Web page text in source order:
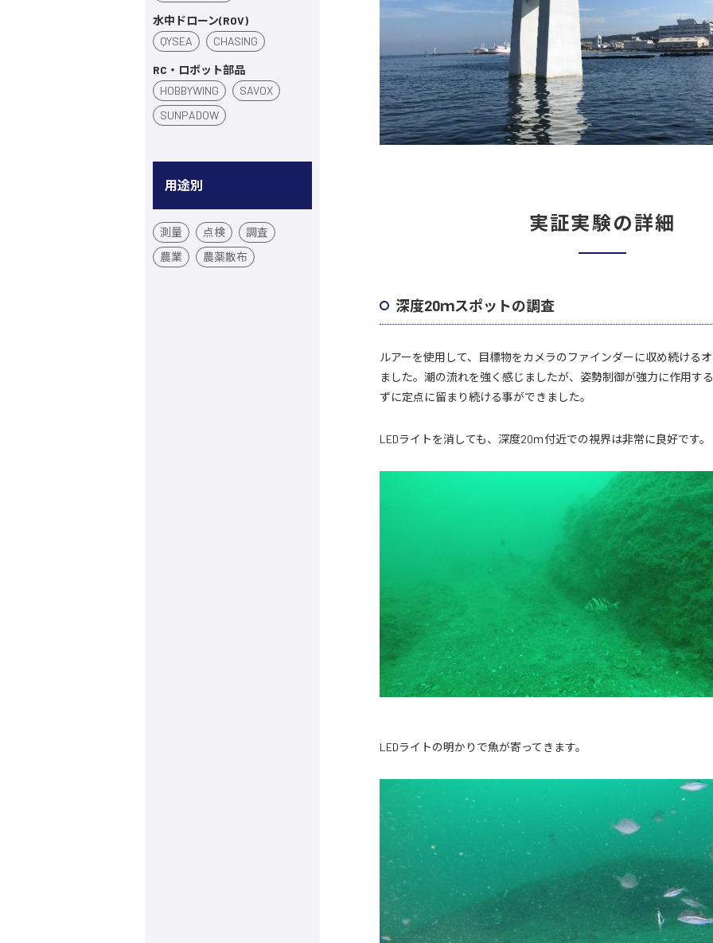
水中ドローン(ROV)
QYSEA
CHASING
RC・ロボット部品
HOBBYWING
SAVOX
SUNPADOW
用途別
測量 点検
調査
農業
農薬散布
実証実験の詳細
深度20ｍスポットの調査
ルアーを使用して、目標物をカメラのファインダーに収め続ける
ました。潮の流れを強く感じましたが、姿勢制御が強力に作用す
ずに定点に留まり続ける事ができました。
LEDライトを消しても、深度20ｍ付近での視界は非常に良好です。
LEDライトの明かりで魚が寄ってきます。